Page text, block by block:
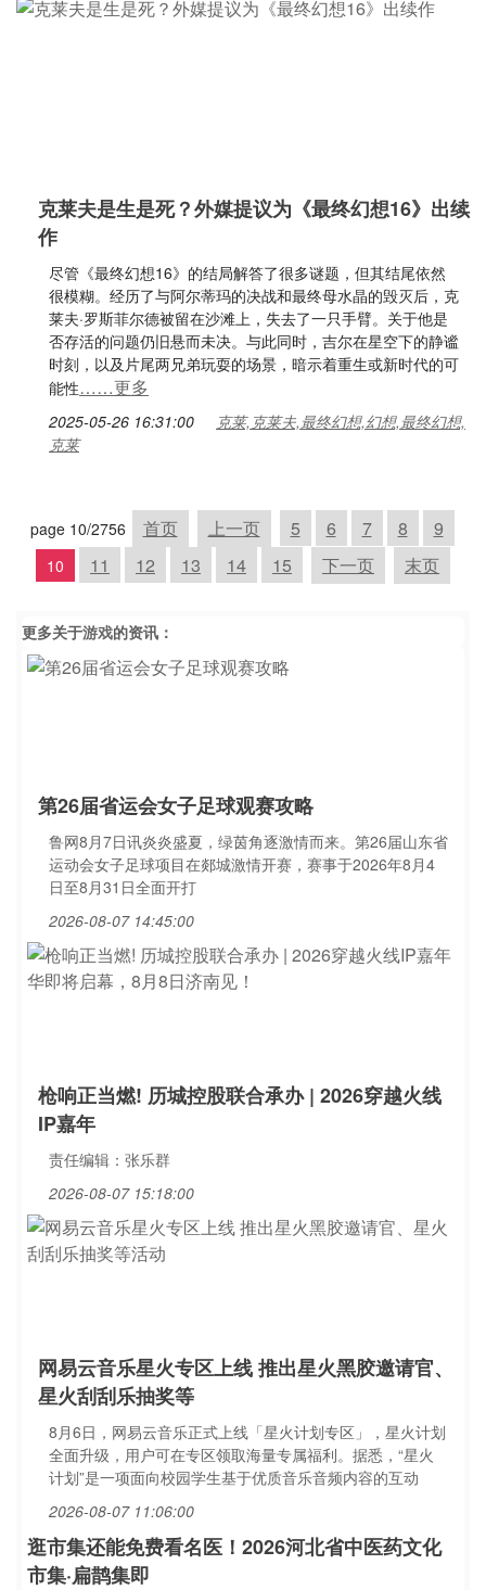
克莱夫是生是死？外媒提议为《最终幻想16》出续
作
尽管《最终幻想16》的结局解答了很多谜题，但其结尾依然
很模糊。经历了与阿尔蒂玛的决战和最终母水晶的毁灭后，克
莱夫·罗斯菲尔德被留在沙滩上，失去了一只手臂。关于他是
否存活的问题仍旧悬而未决。与此同时，吉尔在星空下的静谧
时刻，以及片尾两兄弟玩耍的场景，暗示着重生或新时代的可
能性……更多
2025-05-26 16:31:00
克莱,克莱夫,最终幻想,幻想,最终幻想,
克莱
page 10/2756 首页 上一页 5 6 7 8 9
10 11 12 13 14 15 下一页 末页
更多关于游戏的资讯：
第26届省运会女子足球观赛攻略
鲁网8月7日讯炎炎盛夏，绿茵角逐激情而来。第26届山东省
运动会女子足球项目在郯城激情开赛，赛事于2026年8月4
日至8月31日全面开打
2026-08-07 14:45:00
枪响正当燃! 历城控股联合承办 | 2026穿越火线
IP嘉年
责任编辑：张乐群
2026-08-07 15:18:00
网易云音乐星火专区上线 推出星火黑胶邀请官、
星火刮刮乐抽奖等
8月6日，网易云音乐正式上线「星火计划专区」，星火计划
全面升级，用户可在专区领取海量专属福利。据悉，“星火
计划”是一项面向校园学生基于优质音乐音频内容的互动
2026-08-07 11:06:00
逛市集还能免费看名医！2026河北省中医药文化
市集·扁鹊集即